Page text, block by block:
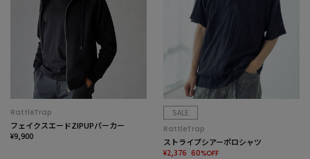
RattleTrap
フェイクスエードZIPUPパーカー
¥9,900
SALE
RattleTrap
ストライプシアーポロシャツ
¥2,376 60%OFF